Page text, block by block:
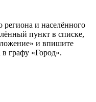
региона и населённого
пункт в списке,
и впишите
в графу «Город».